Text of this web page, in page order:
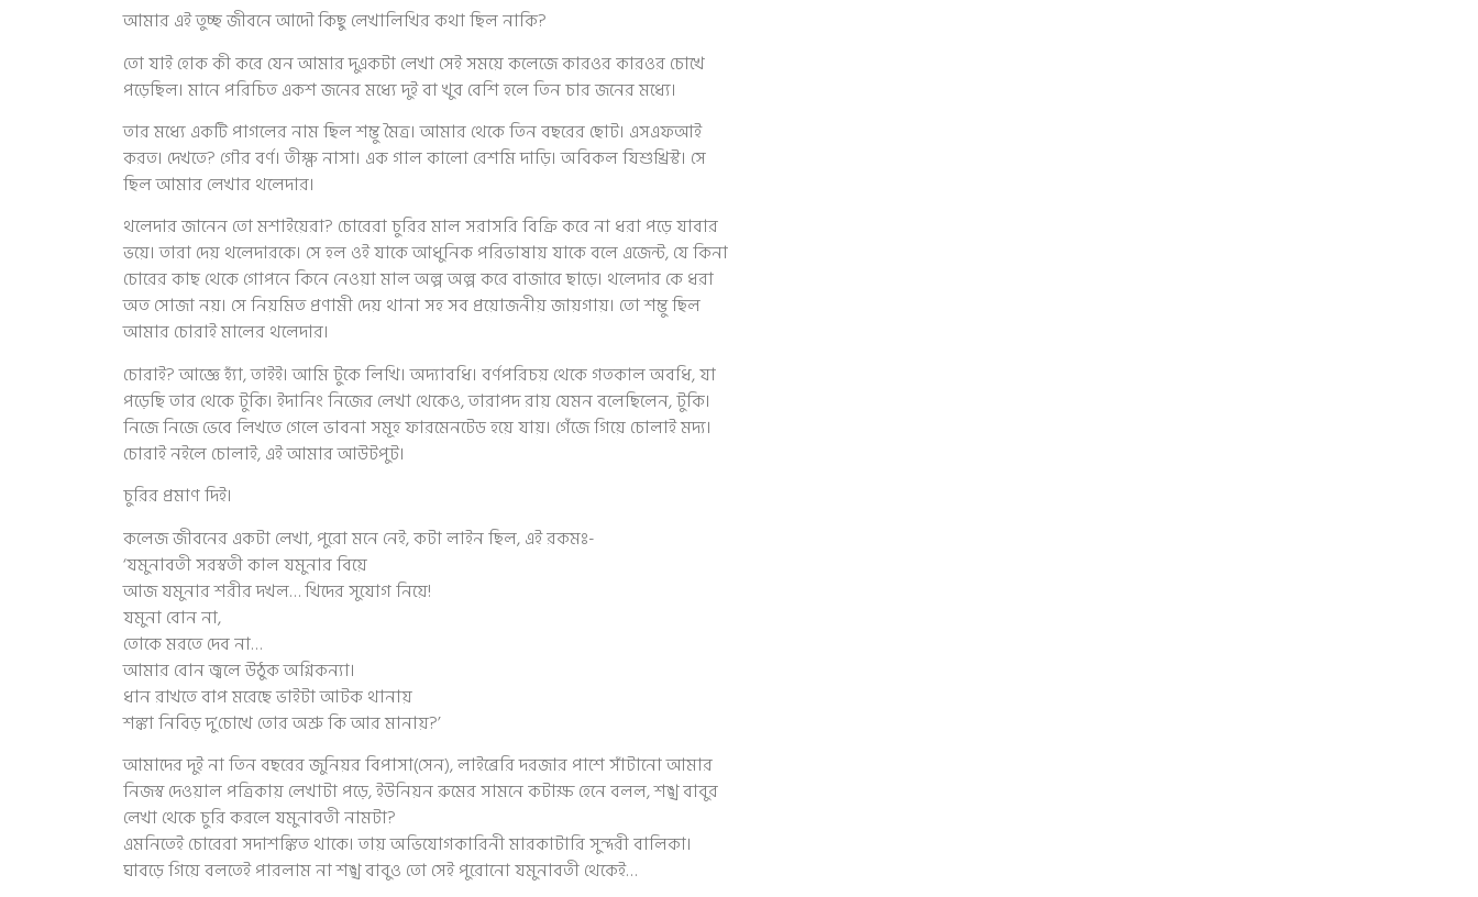
আমার এই তুচ্ছ জীবনে আদৌ কিছু লেখালিখির কথা ছিল নাকি?
তো যাই হোক কী করে যেন আমার দুএকটা লেখা সেই সময়ে কলেজে কারওর কারওর চোখে
পড়েছিল। মানে পরিচিত একশ জনের মধ্যে দুই বা খুব বেশি হলে তিন চার জনের মধ্যে।
তার মধ্যে একটি পাগলের নাম ছিল শম্ভু মৈত্র। আমার থেকে তিন বছরের ছোট। এসএফআই
করত। দেখতে? গৌর বর্ণ। তীক্ষ্ণ নাসা। এক গাল কালো রেশমি দাড়ি। অবিকল যিশুখ্রিস্ট। সে
ছিল আমার লেখার থলেদার।
থলেদার জানেন তো মশাইয়েরা? চোরেরা চুরির মাল সরাসরি বিক্রি করে না ধরা পড়ে যাবার
ভয়ে। তারা দেয় থলেদারকে। সে হল ওই যাকে আধুনিক পরিভাষায় যাকে বলে এজেন্ট, যে কিনা
চোরের কাছ থেকে গোপনে কিনে নেওয়া মাল অল্প অল্প করে বাজারে ছাড়ে। থলেদার কে ধরা
অত সোজা নয়। সে নিয়মিত প্রণামী দেয় থানা সহ সব প্রয়োজনীয় জায়গায়। তো শম্ভু ছিল
আমার চোরাই মালের থলেদার।
চোরাই? আজ্ঞে হ্যাঁ, তাইই। আমি টুকে লিখি। অদ্যাবধি। বর্ণপরিচয় থেকে গতকাল অবধি, যা
পড়েছি তার থেকে টুকি। ইদানিং নিজের লেখা থেকেও, তারাপদ রায় যেমন বলেছিলেন, টুকি।
নিজে নিজে ভেবে লিখতে গেলে ভাবনা সমূহ ফারমেনটেড হয়ে যায়। গেঁজে গিয়ে চোলাই মদ্য।
চোরাই নইলে চোলাই, এই আমার আউটপুট।
চুরির প্রমাণ দিই।
কলেজ জীবনের একটা লেখা, পুরো মনে নেই, কটা লাইন ছিল, এই রকমঃ-
‘যমুনাবতী সরস্বতী কাল যমুনার বিয়ে
আজ যমুনার শরীর দখল… খিদের সুযোগ নিয়ে!
যমুনা বোন না,
তোকে মরতে দেব না…
আমার বোন জ্বলে উঠুক অগ্নিকন্যা।
ধান রাখতে বাপ মরেছে ভাইটা আটক থানায়
শঙ্কা নিবিড় দু’চোখে তোর অশ্রু কি আর মানায়?’
আমাদের দুই না তিন বছরের জুনিয়র বিপাসা(সেন), লাইব্রেরি দরজার পাশে সাঁটানো আমার
নিজস্ব দেওয়াল পত্রিকায় লেখাটা পড়ে, ইউনিয়ন রুমের সামনে কটাক্ষ হেনে বলল, শঙ্খ বাবুর
লেখা থেকে চুরি করলে যমুনাবতী নামটা?
এমনিতেই চোরেরা সদাশঙ্কিত থাকে। তায় অভিযোগকারিনী মারকাটারি সুন্দরী বালিকা।
ঘাবড়ে গিয়ে বলতেই পারলাম না শঙ্খ বাবুও তো সেই পুরোনো যমুনাবতী থেকেই…